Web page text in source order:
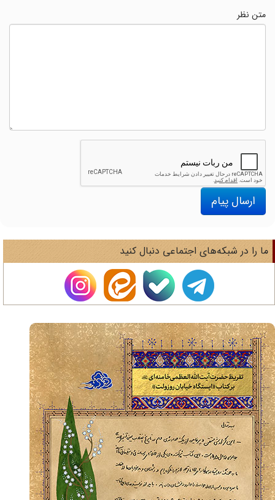
متن نظر
ارسال پیام
را در شبکه‌های اجتماعی دنبال کنید